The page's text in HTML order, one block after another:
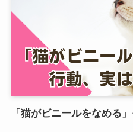
「猫がビニールをなめる